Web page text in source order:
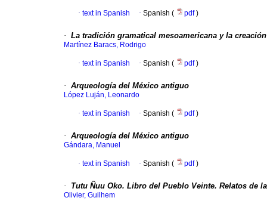
· text in Spanish · Spanish ( pdf)
· La tradición gramatical mesoamericana y la
Martínez Baracs, Rodrigo
· text in Spanish · Spanish ( pdf)
· Arqueología del México antiguo
López Luján, Leonardo
· text in Spanish · Spanish ( pdf)
· Arqueología del México antiguo
Gándara, Manuel
· text in Spanish · Spanish ( pdf)
· Tutu Ñuu Oko. Libro del Pueblo Veinte. Relatos de
Olivier, Guilhem